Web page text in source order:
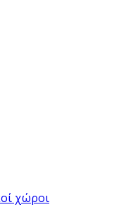
χώροι